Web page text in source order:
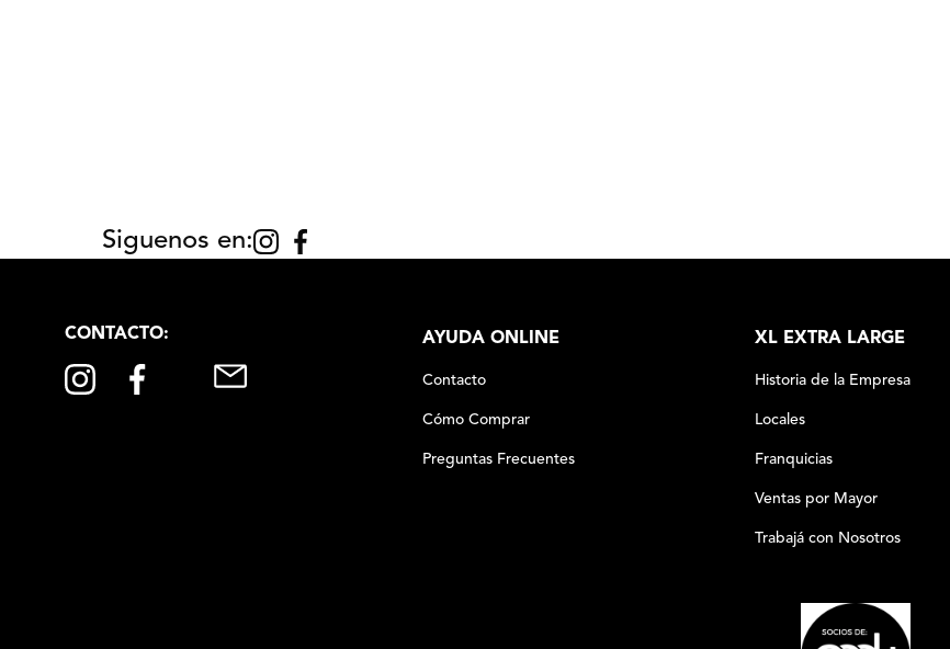
Siguenos en:
CONTACTO: AYUDA ONLINE
Contacto
Cómo Comprar
Preguntas Frecuentes
XL EXTRA LARGE
Historia de la Empresa
Locales
Franquicias
Ventas por Mayor
Trabajá con Nosotros